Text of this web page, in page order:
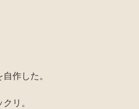
作した。
リ。